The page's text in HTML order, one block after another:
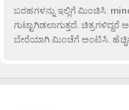
ಬರಹಗಳನ್ನು ಇಲ್ಲಿಗೆ ಮಿಂಚಿಸಿ:
ಗುಟ್ಟಾಗಿಡಲಾಗುತ್ತದೆ.
ಬೇರೆಯಾಗಿ ಮಿಂಚೆಗೆ ಅಂಟಿಸಿ.